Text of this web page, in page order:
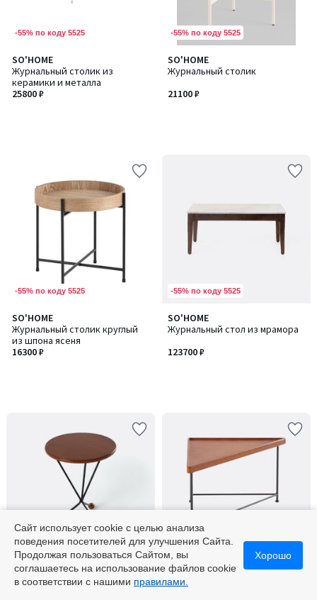
-55% по коду 5525
SO'HOME
Журнальный столик из
керамики и металла
25800 ₽
-55% по коду 5525
SO'HOME
Журнальный столик
21100 ₽
-55% по коду 5525
SO'HOME
Журнальный столик круглый
из шпона ясеня
16300 ₽
-55% по коду 5525
SO'HOME
Журнальный стол из мрамора
123700 ₽
-55% по коду 5525
SO'HOME
Журнальный столик с
SO'HOME
Журнальный столик с
Количество
цветов:
Сайт использует cookie с целью анализа
поведения посетителей для улучшения Сайта.
Продолжая пользоваться Сайтом, вы
соглашаетесь на использование файлов cookie
в соответствии с нашими правилами.
Хорошо